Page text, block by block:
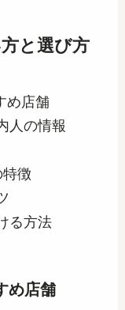
と選び方
め店舗
人の情報
徴
る方法
め店舗